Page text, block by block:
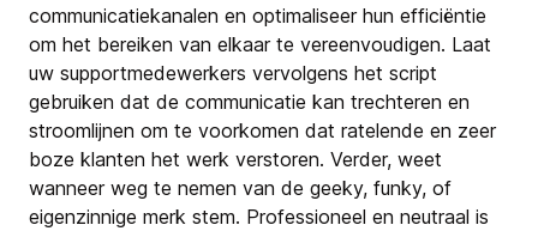
communicatiekanalen en optimaliseer hun efficiëntie
om het bereiken van elkaar te vereenvoudigen. Laat
uw supportmedewerkers vervolgens het script
gebruiken dat de communicatie kan trechteren en
stroomlijnen om te voorkomen dat ratelende en zeer
boze klanten het werk verstoren. Verder, weet
wanneer weg te nemen van de geeky, funky, of
eigenzinnige merk stem. Professioneel en neutraal is